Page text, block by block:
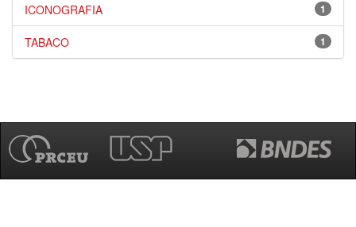
1
ICONOGRAFIA
1
TABACO